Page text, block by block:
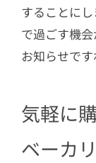
することに
で過ごす機
お知らせです
気軽に
ベーカ